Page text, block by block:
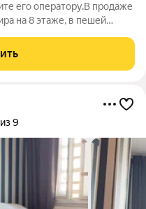
его оператору.В продаже
на 8 этаже, в пешей
класса, серия 504-
9